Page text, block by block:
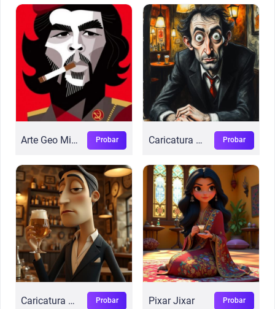
Arte Geo Minimalista Probar Caricatura Divertida Probar
Caricatura 3D Probar Pixar Jixar Probar